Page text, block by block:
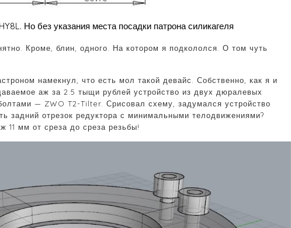
Но без указания места посадки патрона силикагеля
Кроме, блин, одного. На котором я подкололся. О том чуть
намекнул, что есть мол такой девайс. Собственно, как я и
аж за 2.5 тыщи рублей устройство из двух дюралевых
— ZWO T2-Tilter. Срисовал схему, задумался устройство
задний отрезок редуктора с минимальными телодвижениями?
11 мм от среза до среза резьбы!